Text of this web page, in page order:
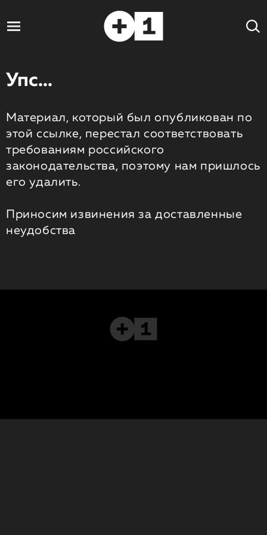
Упс...
Материал, который был опубликован по
этой ссылке, перестал соответствовать
требованиям российского
законодательства, поэтому нам пришлось
его удалить.
Приносим извинения за доставленные
неудобства